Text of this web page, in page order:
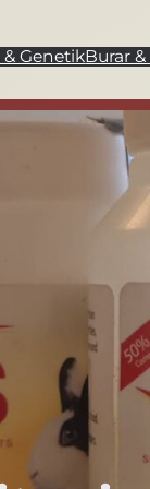
& GenetikBurar